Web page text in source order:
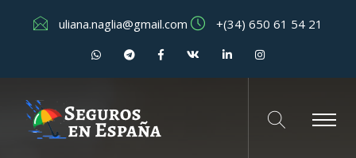
uliana.naglia@gmail.com +(34) 650 61 54 21